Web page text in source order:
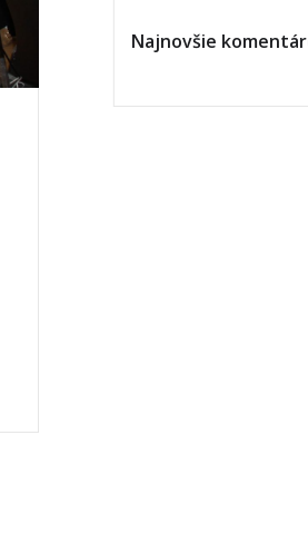
Najnovšie